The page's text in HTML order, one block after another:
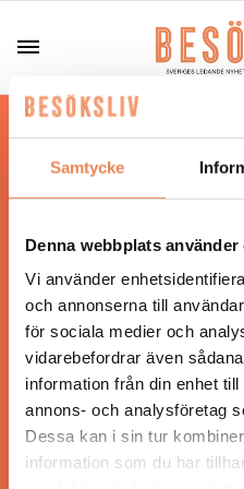
Samtycke
Denna webbplats använder
Vi använder
och annonserna till
för sociala medier och
vidarebefordrar även
information från din enhet
annons- och analysföretag
Dessa kan i sin tur
information som du har
Hos oss läser du
nyheter och snackisar
Besöksliv i sin tryckta
Tidningen
Jonas